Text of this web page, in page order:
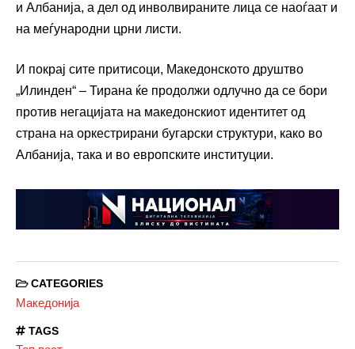
и Албанија, а дел од инволвираните лица се наоѓаат и
на меѓународни црни листи.
И покрај сите притисоци, Македонското друштво
„Илинден“ – Тирана ќе продолжи одлучно да се бори
против негацијата на македонскиот идентитет од
страна на оркестрирани бугарски структури, како во
Албанија, така и во европските институции.
CATEGORIES
Македонија
TAGS